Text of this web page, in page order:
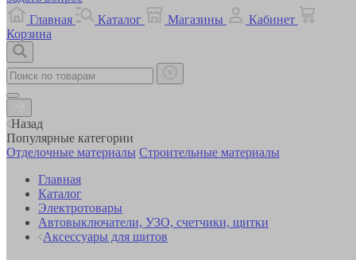
Главная
Каталог Магазины
Кабинет
Корзина
Назад
Популярные категории
Отделочные материалы Строительные материалы
Главная
Каталог
Электротовары
Автовыключатели, УЗО, счетчики, щитки
Аксессуары для щитов